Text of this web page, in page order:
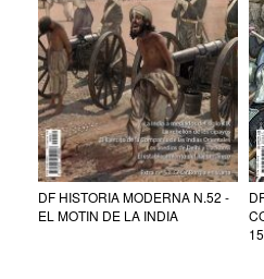
DF HISTORIA MODERNA N.52 -
EL MOTIN DE LA INDIA